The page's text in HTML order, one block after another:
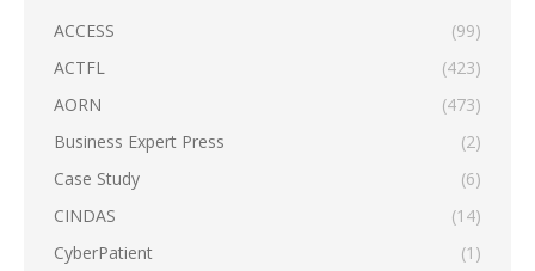
ACCESS
(99)
ACTFL
(423)
AORN
(473)
Business Expert Press
(2)
Case Study
(6)
CINDAS
(14)
CyberPatient
(1)